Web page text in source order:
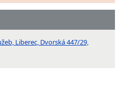
Liberec, Dvorská 447/29,